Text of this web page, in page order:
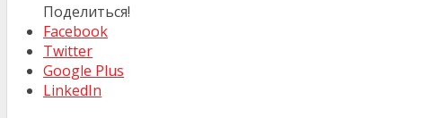
Поделиться!
Facebook
Twitter
Google Plus
LinkedIn